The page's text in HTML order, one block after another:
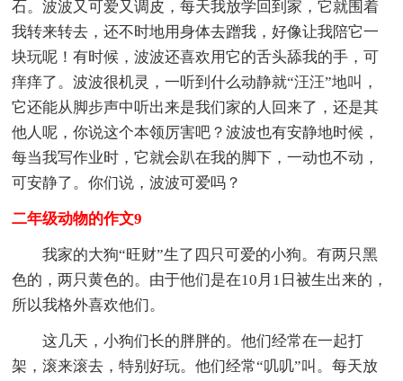
石。波波又可爱又调皮，每天我放学回到家，它就围着
我转来转去，还不时地用身体去蹭我，好像让我陪它一
块玩呢！有时候，波波还喜欢用它的舌头舔我的手，可
痒痒了。波波很机灵，一听到什么动静就“汪汪”地叫，
它还能从脚步声中听出来是我们家的人回来了，还是其
他人呢，你说这个本领厉害吧？波波也有安静地时候，
每当我写作业时，它就会趴在我的脚下，一动也不动，
可安静了。你们说，波波可爱吗？
二年级动物的作文9
我家的大狗“旺财”生了四只可爱的小狗。有两只黑
色的，两只黄色的。由于他们是在10月1日被生出来的，
所以我格外喜欢他们。
这几天，小狗们长的胖胖的。他们经常在一起打
架，滚来滚去，特别好玩。他们经常“叽叽”叫。每天放